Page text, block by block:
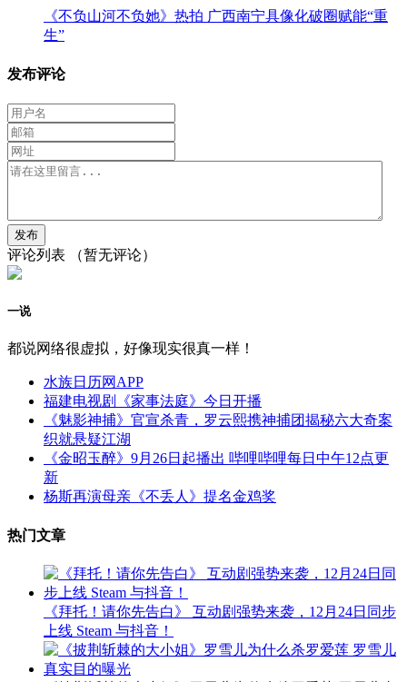
《不负山河不负她》热拍 广西南宁具像化破圈赋能“重
生”
发布评论
评论列表 （暂无评论）
一说
都说网络很虚拟，好像现实很真一样！
水族日历网APP
福建电视剧《家事法庭》今日开播
《魅影神捕》官宣杀青，罗云熙携神捕团揭秘六大奇案
织就悬疑江湖
《金昭玉醉》9月26日起播出 哔哩哔哩每日中午12点更
新
杨斯再演母亲《不丢人》提名金鸡奖
热门文章
《拜托！请你先告白》 互动剧强势来袭，12月24日同步
上线 Steam 与抖音！